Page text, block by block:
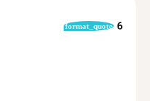
format_quote 6